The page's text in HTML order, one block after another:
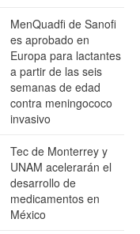
MenQuadfi de Sanofi
es aprobado en
Europa para lactantes
a partir de las seis
semanas de edad
contra meningococo
invasivo
Tec de Monterrey y
UNAM acelerarán el
desarrollo de
medicamentos en
México